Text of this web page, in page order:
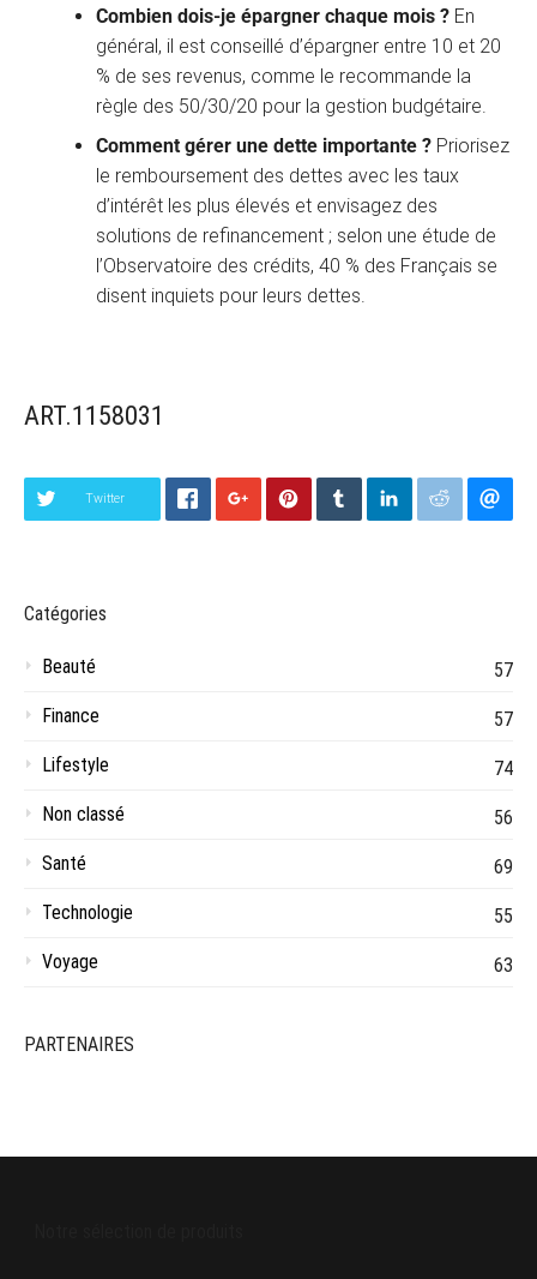
Combien dois-je épargner chaque mois ? En
général, il est conseillé d’épargner entre 10 et 20
% de ses revenus, comme le recommande la
règle des 50/30/20 pour la gestion budgétaire.
Comment gérer une dette importante ? Priorisez
le remboursement des dettes avec les taux
d’intérêt les plus élevés et envisagez des
solutions de refinancement ; selon une étude de
l’Observatoire des crédits, 40 % des Français se
disent inquiets pour leurs dettes.
ART.1158031
Twitter
Catégories
Beauté
57
Finance
57
Lifestyle
74
Non classé
56
Santé
69
Technologie
55
Voyage
63
PARTENAIRES